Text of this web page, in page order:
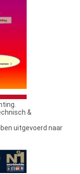
&
uitgevoerd naar